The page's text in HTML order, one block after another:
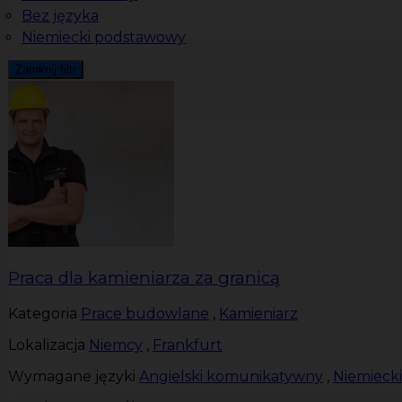
Bez języka
Niemiecki podstawowy
Zamknij filtr
Praca dla kamieniarza za granicą
Kategoria Prace budowlane , Kamieniarz
Lokalizacja Niemcy , Frankfurt
Wymagane języki Angielski komunikatywny ,